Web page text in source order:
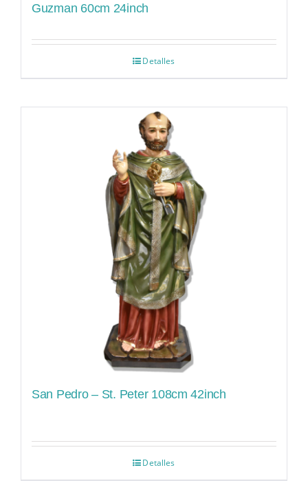
Guzman 60cm 24inch
Detalles
San Pedro – St. Peter 108cm 42inch
Detalles